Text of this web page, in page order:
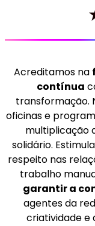
Acreditamos na
contínua
transformação.
oficinas e
multiplicação
solidário.
respeito nas
trabalho
garantir a
agentes da
criatividade e